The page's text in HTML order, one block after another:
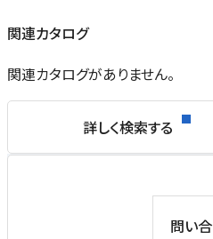
関連カタログ
関連カタログがありません。
詳しく検索する
問い合